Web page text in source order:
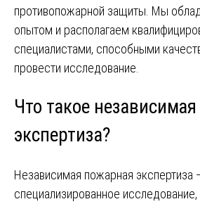
противопожарной защиты. Мы
опытом и располагаем
специалистами, способными
провести исследование.
Что такое
экспертиза?
Независимая пожарная экспертиза
специализированное